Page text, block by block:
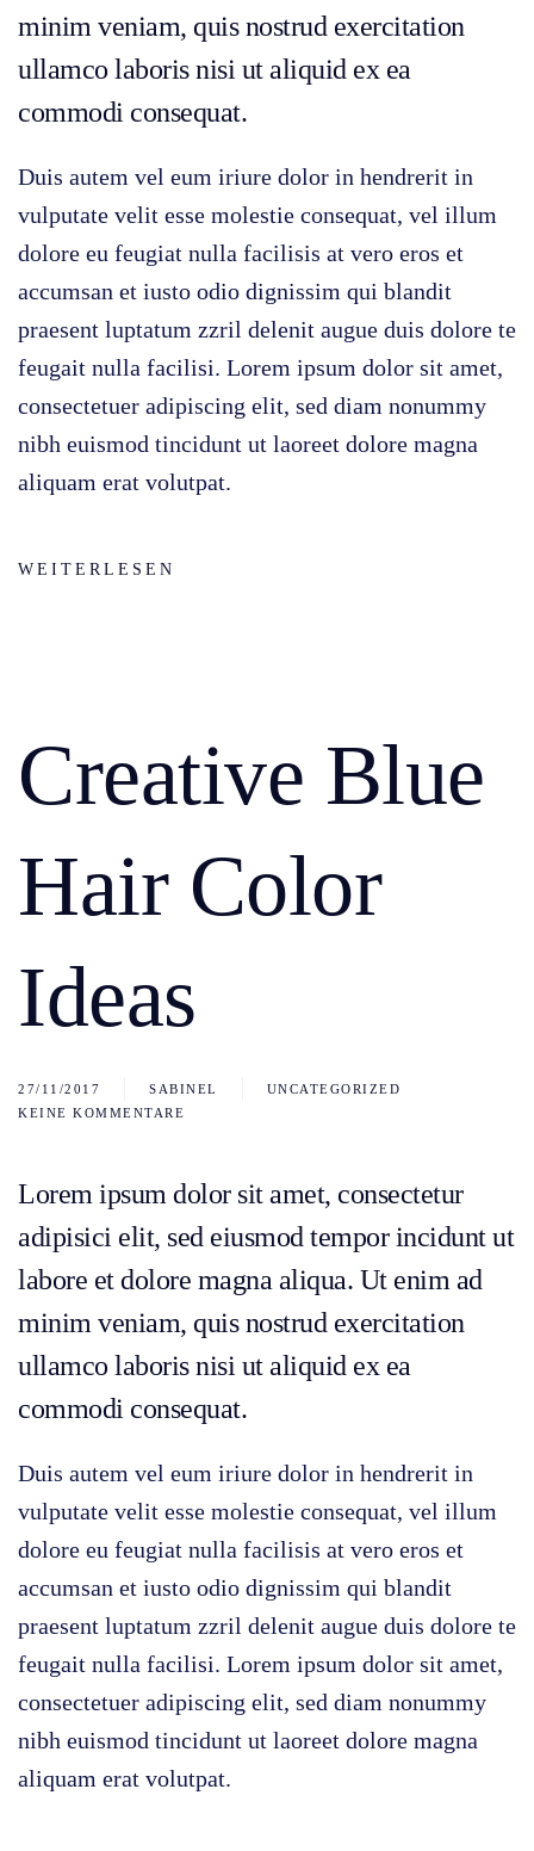
minim veniam, quis nostrud exercitation
ullamco laboris nisi ut aliquid ex ea
commodi consequat.
Duis autem vel eum iriure dolor in hendrerit in
vulputate velit esse molestie consequat, vel illum
dolore eu feugiat nulla facilisis at vero eros et
accumsan et iusto odio dignissim qui blandit
praesent luptatum zzril delenit augue duis dolore te
feugait nulla facilisi. Lorem ipsum dolor sit amet,
consectetuer adipiscing elit, sed diam nonummy
nibh euismod tincidunt ut laoreet dolore magna
aliquam erat volutpat.
WEITERLESEN
Creative Blue
Hair Color
Ideas
27/11/2017 SABINEL
UNCATEGORIZED
KEINE KOMMENTARE
ZU
HAIR
COLOR
Lorem ipsum dolor sit amet, consectetur
adipisici elit, sed eiusmod tempor incidunt ut
labore et dolore magna aliqua. Ut enim ad
minim veniam, quis nostrud exercitation
ullamco laboris nisi ut aliquid ex ea
commodi consequat.
Duis autem vel eum iriure dolor in hendrerit in
vulputate velit esse molestie consequat, vel illum
dolore eu feugiat nulla facilisis at vero eros et
accumsan et iusto odio dignissim qui blandit
praesent luptatum zzril delenit augue duis dolore te
feugait nulla facilisi. Lorem ipsum dolor sit amet,
consectetuer adipiscing elit, sed diam nonummy
nibh euismod tincidunt ut laoreet dolore magna
aliquam erat volutpat.